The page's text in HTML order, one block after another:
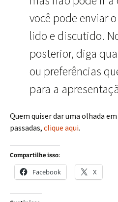
você pode enviar
lido e discutido.
posterior, diga
ou preferências
para a
Quem quiser dar uma olhada
passadas, clique aqui.
Compartilhe isso:
Facebook X